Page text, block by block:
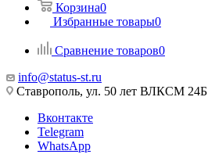
Корзина0
Избранные товары0
Сравнение товаров0
info@status-st.ru
Ставрополь, ул. 50 лет ВЛКСМ 24Б
Вконтакте
Telegram
WhatsApp